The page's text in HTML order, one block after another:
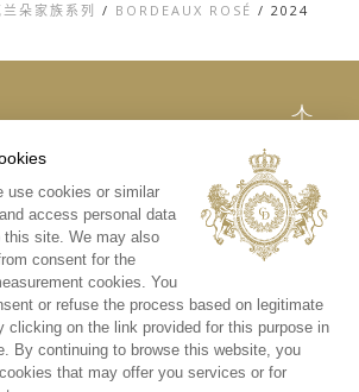
兰朵家族系列 / BORDEAUX ROSÉ / 2024
法律声明
隐私和COOKIES政
策
媒体库
INSTAGRAM
微信
新浪微博
use cookies or similar
access personal data
site. We may also
consent for the
cookies. You
or refuse the process based on legitimate
clicking on the link provided for this purpose in
By continuing to browse this website, you
that may offer you services or for